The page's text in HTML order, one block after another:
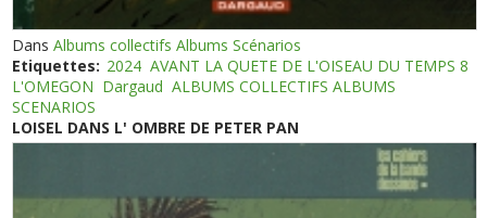
DansAlbums collectifs Albums Scénarios
Etiquettes: 2024 AVANT LA QUETE DE L'OISEAU DU TEMPS 8
L'OMEGON Dargaud ALBUMS COLLECTIFS ALBUMS
SCENARIOS
LOISEL DANS L' OMBRE DE PETER PAN